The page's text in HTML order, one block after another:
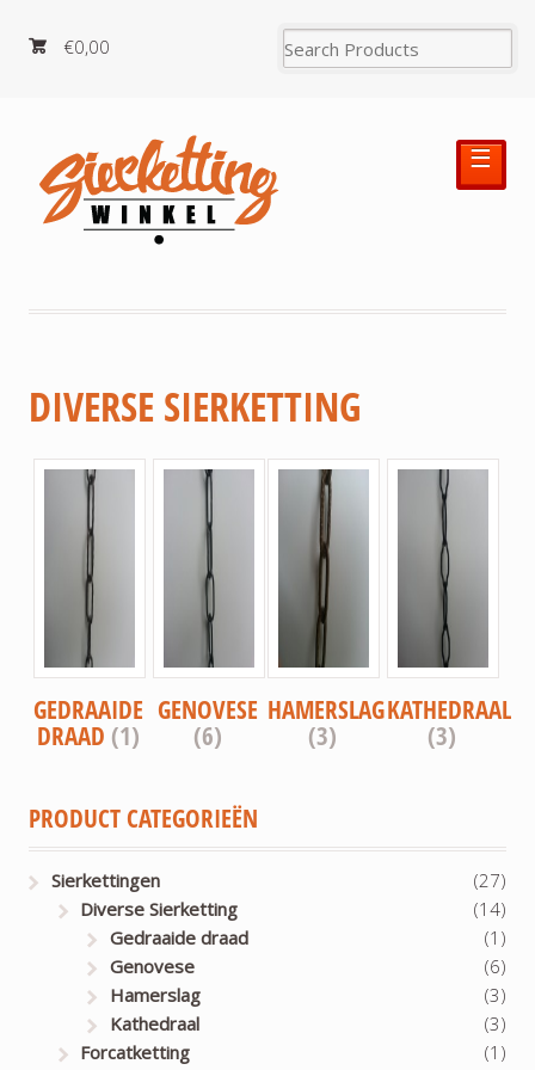
€0,00
☰
DIVERSE SIERKETTING
GEDRAAIDE
DRAAD (1)
GENOVESE
(6)
HAMERSLAG
(3)
KATHEDRAAL
(3)
PRODUCT CATEGORIEËN
Sierkettingen
(27)
Diverse Sierketting
(14)
Gedraaide draad
(1)
Genovese
(6)
Hamerslag
(3)
Kathedraal
(3)
Forcatketting
(1)